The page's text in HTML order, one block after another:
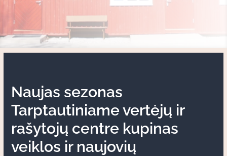
Naujas sezonas
Tarptautiniame vertėjų ir
rašytojų centre kupinas
veiklos ir naujovių